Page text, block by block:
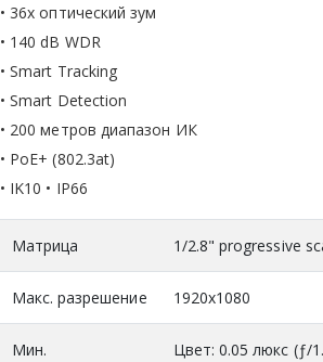
• 36x оптический зум
• 140 dB WDR
• Smart Tracking
• Smart Detection
• 200 метров диапазон ИК
• PoE+ (802.3at)
• IK10 • IP66
Матрица 1/2.8" progressive
Макс. разрешение 1920x1080
Мин.
Цвет: 0.05 люкс (ƒ/